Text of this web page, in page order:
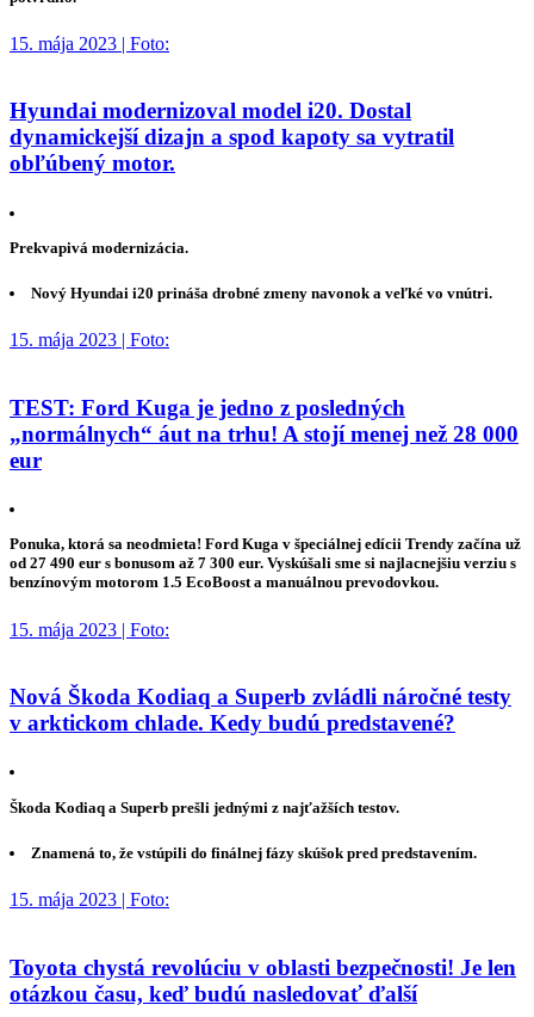
15. mája 2023 | Foto:
Hyundai modernizoval model i20. Dostal
dynamickejší dizajn a spod kapoty sa vytratil
obľúbený motor.
Prekvapivá modernizácia.
Nový Hyundai i20 prináša drobné zmeny navonok a veľké vo vnútri.
15. mája 2023 | Foto:
TEST: Ford Kuga je jedno z posledných
„normálnych“ áut na trhu! A stojí menej než 28 000
eur
Ponuka, ktorá sa neodmieta! Ford Kuga v špeciálnej edícii Trendy začína už
od 27 490 eur s bonusom až 7 300 eur. Vyskúšali sme si najlacnejšiu verziu s
benzínovým motorom 1.5 EcoBoost a manuálnou prevodovkou.
15. mája 2023 | Foto:
Nová Škoda Kodiaq a Superb zvládli náročné testy
v arktickom chlade. Kedy budú predstavené?
Škoda Kodiaq a Superb prešli jednými z najťažších testov.
Znamená to, že vstúpili do finálnej fázy skúšok pred predstavením.
15. mája 2023 | Foto:
Toyota chystá revolúciu v oblasti bezpečnosti! Je len
otázkou času, keď budú nasledovať ďalší